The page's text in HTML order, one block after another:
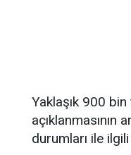
Yaklaşık 900
açıklanmasının
durumları ile